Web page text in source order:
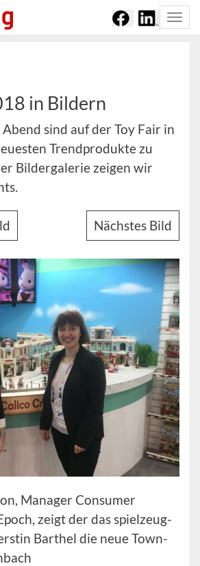
in Bildern
sind auf der Toy Fair in
Trendprodukte zu
Bildergalerie zeigen wir
Nächstes Bild
Manager Consumer
zeigt der das spielzeug-
Barthel die neue Town-